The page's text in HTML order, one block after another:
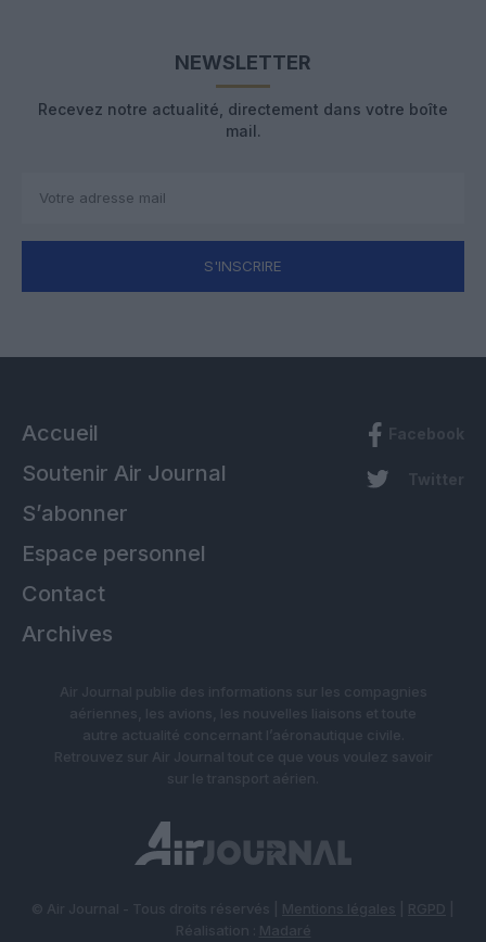
NEWSLETTER
Recevez notre actualité, directement dans votre boîte
mail.
S'INSCRIRE
Accueil
Soutenir Air Journal
S’abonner
Espace personnel
Contact
Archives